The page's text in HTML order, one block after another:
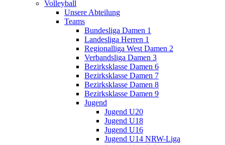
Volleyball
Unsere Abteilung
Teams
Bundesliga Damen 1
Landesliga Herren 1
Regionalliga West Damen 2
Verbandsliga Damen 3
Bezirksklasse Damen 6
Bezirksklasse Damen 7
Bezirksklasse Damen 8
Bezirksklasse Damen 9
Jugend
Jugend U20
Jugend U18
Jugend U16
Jugend U14 NRW-Liga